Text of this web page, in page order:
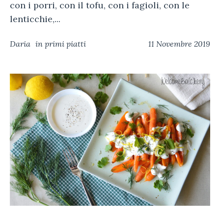
con i porri, con il tofu, con i fagioli, con le
lenticchie,...
11 Novembre 2019
Daria in primi piatti